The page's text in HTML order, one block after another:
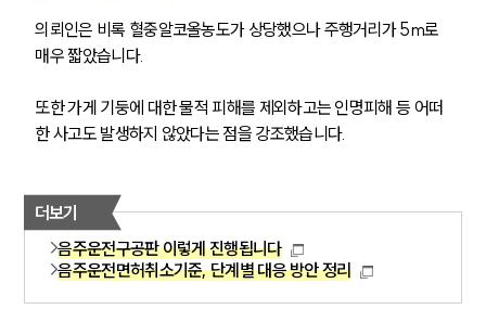
의뢰인은 비록 혈중알코올농도가 상당했으나 주행거리가 5m로
매우 짧았습니다.
또한 가게 기둥에 대한 물적 피해를 제외하고는 인명피해 등 어떠
한 사고도 발생하지 않았다는 점을 강조했습니다.
더보기
음주운전구공판 이렇게 진행됩니다
음주운전면허취소기준, 단계별 대응 방안 정리